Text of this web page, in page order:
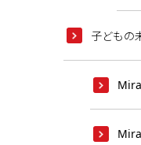
子どもの